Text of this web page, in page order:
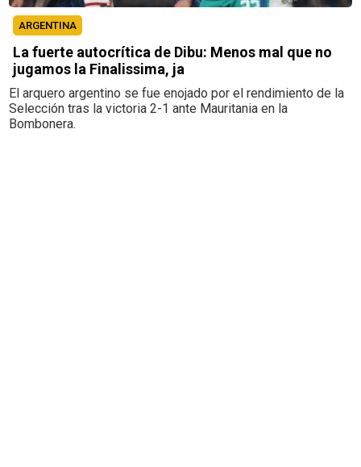
ARGENTINA
La fuerte autocrítica de Dibu: Menos mal que no
jugamos la Finalissima, ja
El arquero argentino se fue enojado por el rendimiento de la
Selección tras la victoria 2-1 ante Mauritania en la
Bombonera.